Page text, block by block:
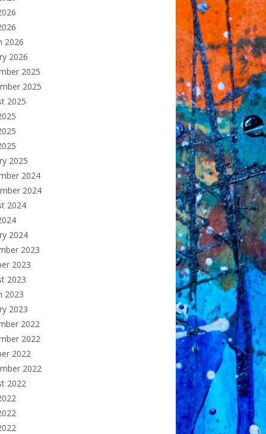
2026
2026
2025
2025
2025
2025
2024
2024
2024
2024
2023
2023
2023
2023
2023
2022
2022
2022
2022
2022